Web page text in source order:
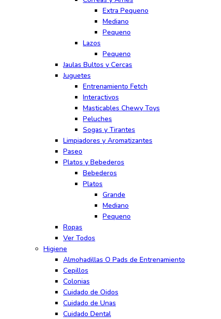
Extra Pequeno
Mediano
Pequeno
Lazos
Pequeno
Jaulas Bultos y Cercas
Juguetes
Entrenamiento Fetch
Interactivos
Masticables Chewy Toys
Peluches
Sogas y Tirantes
Limpiadores y Aromatizantes
Paseo
Platos y Bebederos
Bebederos
Platos
Grande
Mediano
Pequeno
Ropas
Ver Todos
Higiene
Almohadillas O Pads de Entrenamiento
Cepillos
Colonias
Cuidado de Oidos
Cuidado de Unas
Cuidado Dental